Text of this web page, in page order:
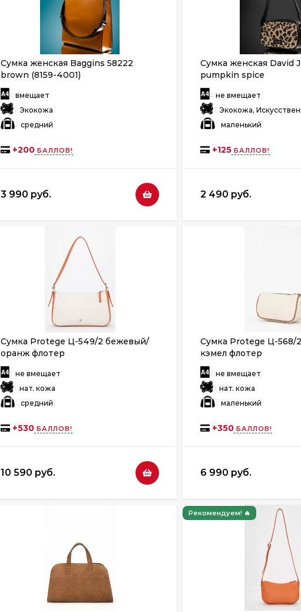
Сумка женская Baggins 58222
brown (8159-4001)
: вмещает
: Экокожа
: средний
+200 БАЛЛОВ!
3 990 руб.
Сумка женская David
pumpkin spice
: не вмещает
: Экокожа,
: маленький
+125 БАЛЛОВ!
2 490 руб.
Сумка Protege Ц-549/2 бежевый/
оранж флотер
: не вмещает
: нат. кожа
: средний
+530 БАЛЛОВ!
10 590 руб.
Сумка Protege Ц-568/
кэмел флотер
: не вмещает
: нат. кожа
: маленький
+350 БАЛЛОВ!
6 990 руб.
Рекомендуем! 🔥